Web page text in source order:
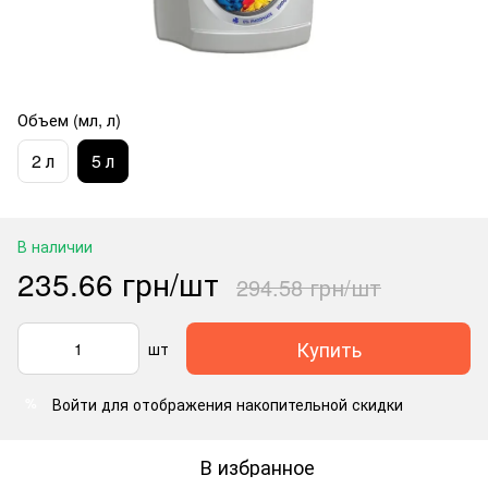
Объем (мл, л)
2 л 5 л
В наличии
235.66 грн/шт 294.58 грн/шт
шт Купить
Войти для отображения накопительной скидки
В избранное